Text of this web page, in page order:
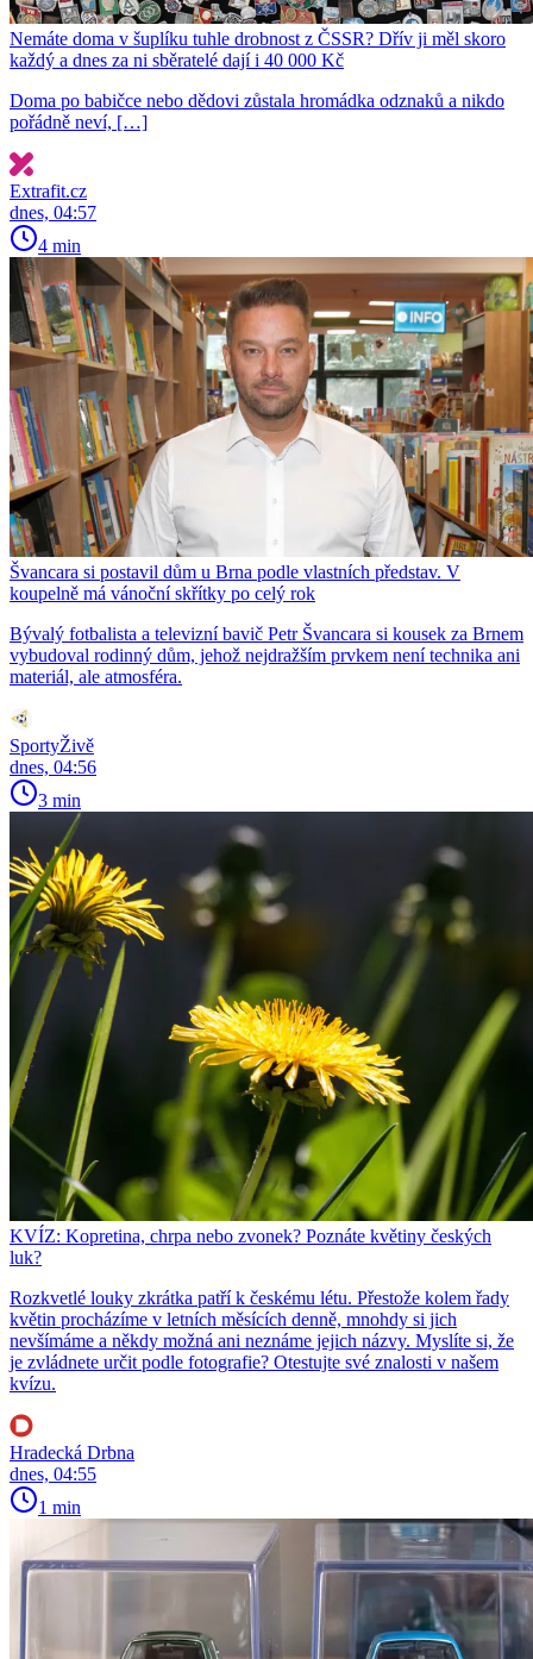
Nemáte doma v šuplíku tuhle drobnost z ČSSR? Dřív ji měl skoro
každý a dnes za ni sběratelé dají i 40 000 Kč
Doma po babičce nebo dědovi zůstala hromádka odznaků a nikdo
pořádně neví, […]
Extrafit.cz
dnes, 04:57
4 min
Švancara si postavil dům u Brna podle vlastních představ. V
koupelně má vánoční skřítky po celý rok
Bývalý fotbalista a televizní bavič Petr Švancara si kousek za Brnem
vybudoval rodinný dům, jehož nejdražším prvkem není technika ani
materiál, ale atmosféra.
SportyŽivě
dnes, 04:56
3 min
KVÍZ: Kopretina, chrpa nebo zvonek? Poznáte květiny českých
luk?
Rozkvetlé louky zkrátka patří k českému létu. Přestože kolem řady
květin procházíme v letních měsících denně, mnohdy si jich
nevšímáme a někdy možná ani neznáme jejich názvy. Myslíte si, že
je zvládnete určit podle fotografie? Otestujte své znalosti v našem
kvízu.
Hradecká Drbna
dnes, 04:55
1 min